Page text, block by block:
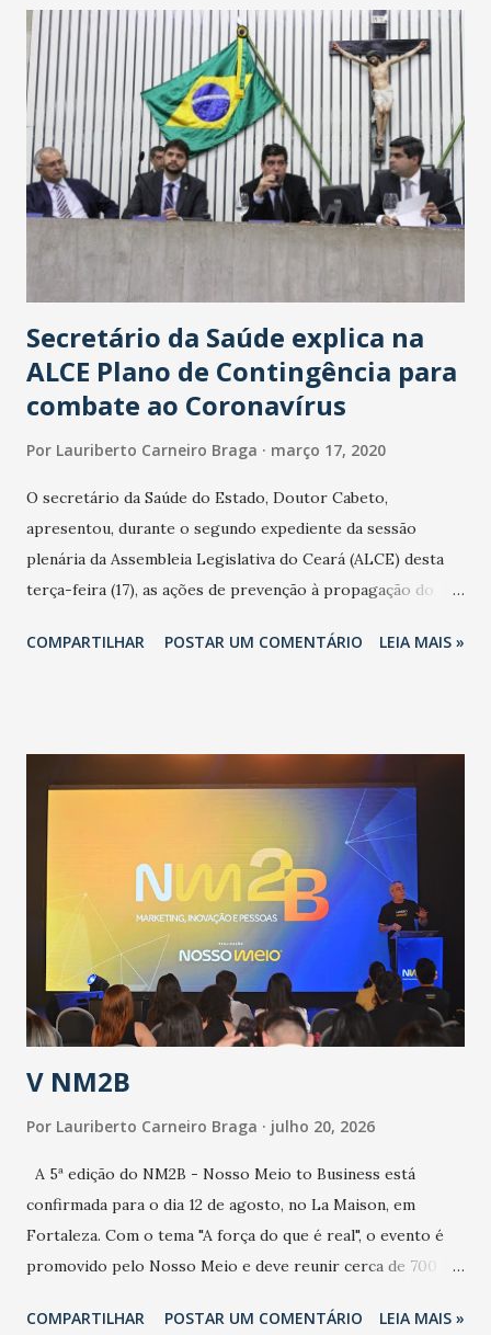
Secretário da Saúde explica na
ALCE Plano de Contingência para
combate ao Coronavírus
Por Lauriberto Carneiro Braga março 17, 2020
O secretário da Saúde do Estado, Doutor Cabeto,
apresentou, durante o segundo expediente da sessão
plenária da Assembleia Legislativa do Ceará (ALCE) desta
terça-feira (17), as ações de prevenção à propagação do
adotadas pelo Governo do Estado na contenção da
população suspeita e de cuidados com os ambientes
públicos e domiciliares. “Nós não estamos vivendo uma
epidemia comum, como temos em todos os anos, com
aumento de casos de dengue, influenza ou H1N1. Trata-se
de uma epidemia com um vírus diferente, com um poder de
contaminação maior que outros coronavírus”, apontou o
secretário. Segundo ele, é uma epidemia com chance de
contaminação alta, podendo gerar um grande risco à
população e ao sistema de saúde. “Precisamos saber fazer a
estratificação do risco da doença, para não so...
COMPARTILHAR POSTAR UM COMENTÁRIO LEIA MAIS »
V NM2B
Por Lauriberto Carneiro Braga julho 20, 2026
A 5ª edição do NM2B - Nosso Meio to Business está
confirmada para o dia 12 de agosto, no La Maison, em
Fortaleza. Com o tema "A força do que é real", o evento é
promovido pelo Nosso Meio e deve reunir cerca de 700
e lideranças do Mercado Nacional. Desde 2022, o NM2B
COMPARTILHAR POSTAR UM COMENTÁRIO LEIA MAIS »